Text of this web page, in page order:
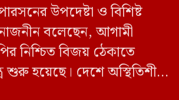
উপদেষ্টা ও বিশিষ্ট
নাজনীন বলেছেন, আগামী
নিশ্চিত বিজয় ঠেকাতে
শুরু হয়েছে। দেশে অস্থিতিশীল